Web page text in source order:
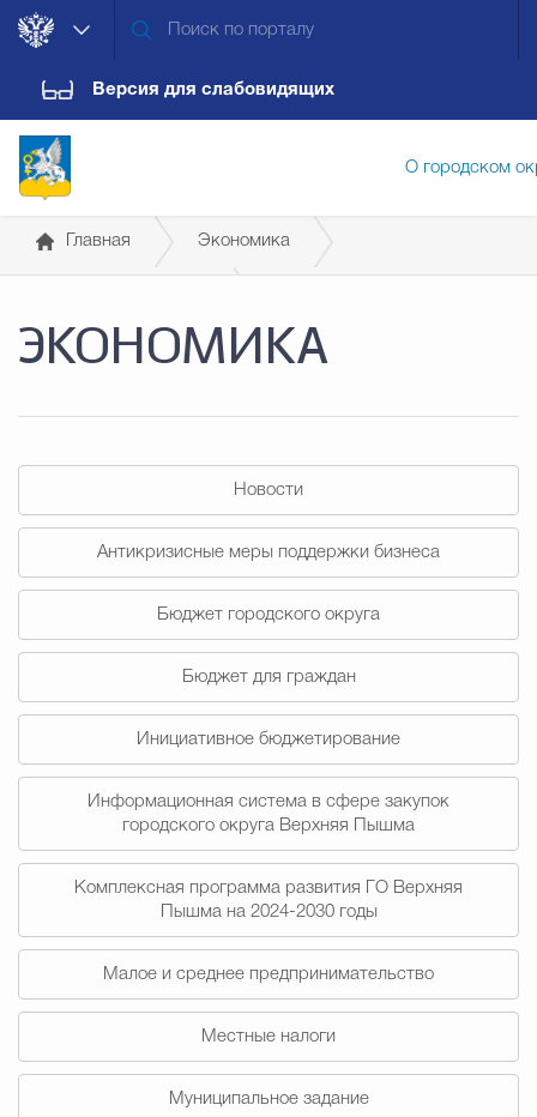
Версия для слабовидящих
О городском
Дума городского округа
Муниципальная
Городская среда
Экономика
Счётная палата Городского
Главная Экономика
ЭКОНОМИКА
Новости
Антикризисные меры поддержки бизнеса
Бюджет городского округа
Бюджет для граждан
Инициативное бюджетирование
Информационная система в сфере закупок
городского округа Верхняя Пышма
Комплексная программа развития ГО Верхняя
Пышма на 2024-2030 годы
Малое и среднее предпринимательство
Местные налоги
Муниципальное задание